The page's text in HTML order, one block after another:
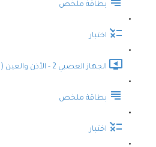
بطاقة ملخص
اختبار
الجهاز العصبي 2 - الأذن والعين (8:35)
بطاقة ملخص
اختبار